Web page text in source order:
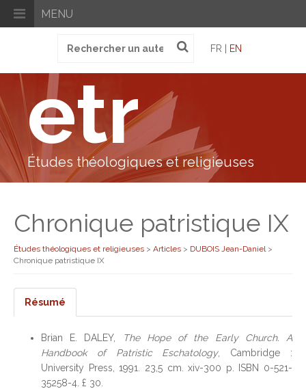
MENU
pour
FR | EN
etr
Études théologiques et religieuses
Chronique patristique IX
Études théologiques et religieuses > Articles > DUBOIS Jean-Daniel>
Chronique patristique IX
Résumé
Brian E. DALEY,
The Hope of the Early Church. A
Handbook of Patristic Eschatology, Cambridge :
University Press, 1991. 23,5 cm. xiv-300 p. ISBN 0-521-
35258-4. £ 30.